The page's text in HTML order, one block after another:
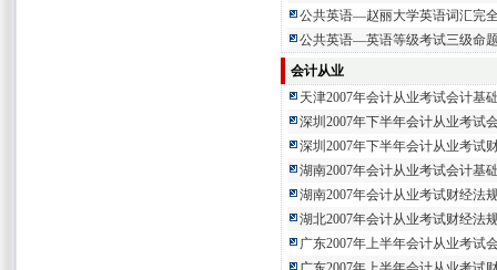
公共英语—赵丽大学英语词汇完
公共英语—英语等级考试三级命
会计从业
天津2007年会计从业考试会计基
深圳2007年下半年会计从业考试
深圳2007年下半年会计从业考试
湖南2007年会计从业考试会计基
湖南2007年会计从业考试财经法
湖北2007年会计从业考试财经法
广东2007年上半年会计从业考试